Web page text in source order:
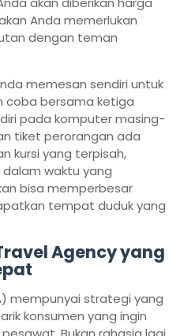
Anda memerlukan
dengan teman
memesan sendiri untuk
coba bersama ketiga
pada komputer masing-
tiket perorangan ada
kursi yang terpisah,
waktu yang
bisa memperbesar
tempat duduk yang
Agency yang
mempunyai strategi yang
konsumen yang ingin